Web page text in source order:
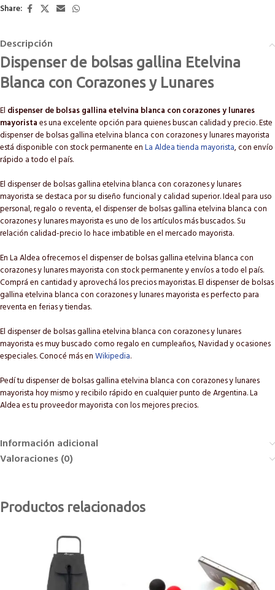
Share:
Descripción
Dispenser de bolsas gallina Etelvina
Blanca con Corazones y Lunares
El dispenser de bolsas gallina etelvina blanca con corazones y lunares
mayoristaes una excelente opción para quienes buscan calidad y precio. Este
dispenser de bolsas gallina etelvina blanca con corazones y lunares mayorista
está disponible con stock permanente enLa Aldea tienda mayorista, con envío
rápido a todo el país.
El dispenser de bolsas gallina etelvina blanca con corazones y lunares
mayorista se destaca por su diseño funcional y calidad superior. Ideal para uso
personal, regalo o reventa, el dispenser de bolsas gallina etelvina blanca con
corazones y lunares mayorista es uno de los artículos más buscados. Su
relación calidad-precio lo hace imbatible en el mercado mayorista.
En La Aldea ofrecemos el dispenser de bolsas gallina etelvina blanca con
corazones y lunares mayorista con stock permanente y envíos a todo el país.
Comprá en cantidad y aprovechá los precios mayoristas. El dispenser de bolsas
gallina etelvina blanca con corazones y lunares mayorista es perfecto para
reventa en ferias y tiendas.
El dispenser de bolsas gallina etelvina blanca con corazones y lunares
mayorista es muy buscado como regalo en cumpleaños, Navidad y ocasiones
especiales. Conocé más enWikipedia.
Pedí tu dispenser de bolsas gallina etelvina blanca con corazones y lunares
mayorista hoy mismo y recibilo rápido en cualquier punto de Argentina. La
Aldea es tu proveedor mayorista con los mejores precios.
Información adicional
Valoraciones (0)
Productos relacionados